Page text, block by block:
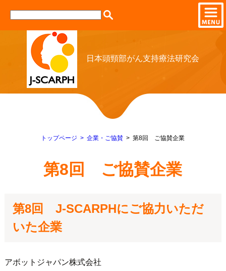
日本頭頸部がん支持療法研究会
トップページ 企業・ご協賛 第8回 ご協賛企業
第8回 ご協賛企業
第8回 J-SCARPHにご協力いただ
いた企業
アボットジャパン株式会社